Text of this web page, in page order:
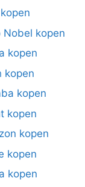
Nobel kopen
kopen
kopen
kopen
kopen
kopen
kopen
kopen